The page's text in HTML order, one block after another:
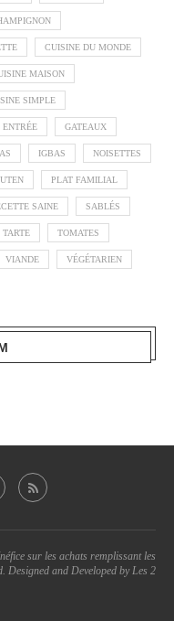
CUISINE DU MONDE
MAISON
SIMPLE
ENTRÉE GATEAUX
IGBAS NOISETTES
PLAT FAMILIAL
SAINE SABLÉS
TARTE TOMATES
VIANDE VÉGÉTARIEN
sur les achats remplissant les
Designed and Developed by Les 2